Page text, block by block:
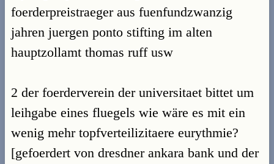
foerderpreistraeger aus fuenfundzwanzig
jahren juergen ponto stifting im alten
hauptzollamt thomas ruff usw
2 der foerderverein der universitaet bittet um
leihgabe eines fluegels wie wäre es mit ein
wenig mehr topfverteilizitaere eurythmie?
[gefoerdert von dresdner ankara bank und der